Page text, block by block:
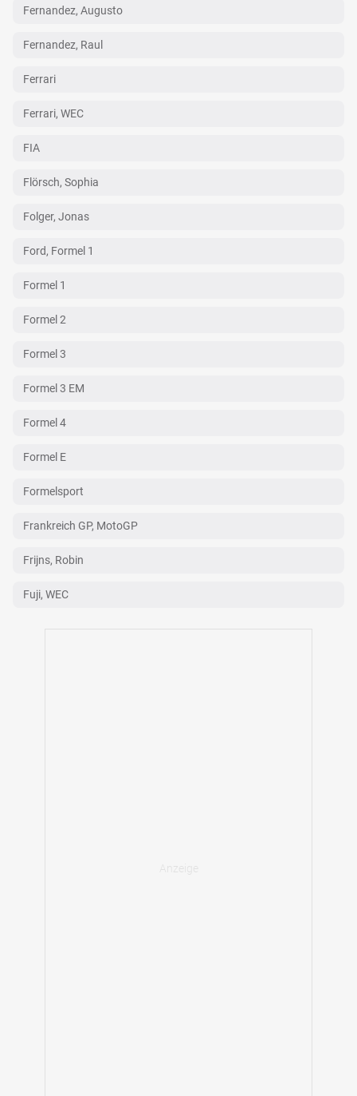
Fernandez, Augusto
Fernandez, Raul
Ferrari
Ferrari, WEC
FIA
Flörsch, Sophia
Folger, Jonas
Ford, Formel 1
Formel 1
Formel 2
Formel 3
Formel 3 EM
Formel 4
Formel E
Formelsport
Frankreich GP, MotoGP
Frijns, Robin
Fuji, WEC